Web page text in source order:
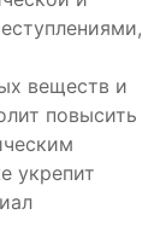
веществ и
повысить
укрепит